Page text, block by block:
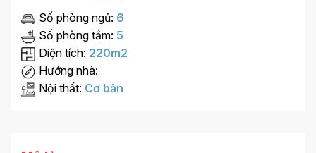
Số phòng ngủ: 6
Số phòng tắm: 5
Diện tích: 220m2
Hướng nhà:
Nội thất: Cơ bản